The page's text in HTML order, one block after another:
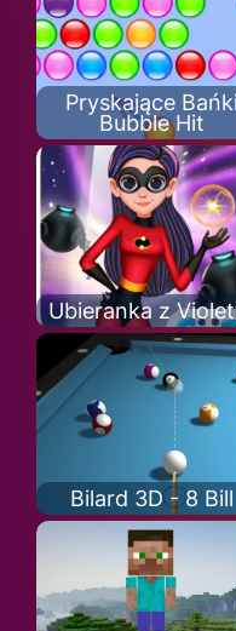
Pryskające
Bubble Hit
Ubieranka z
Bilard 3D - 8 Bill